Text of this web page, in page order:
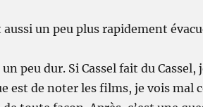
un peu plus rapidement
peu dur. Si Cassel fait du
est de noter les films, je vois mal